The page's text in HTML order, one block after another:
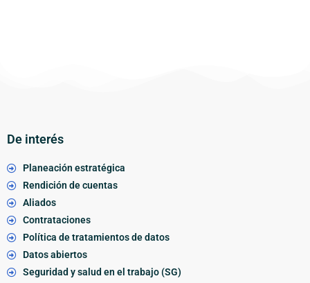
De interés
Planeación estratégica
Rendición de cuentas
Aliados
Contrataciones
Política de tratamientos de datos
Datos abiertos
Seguridad y salud en el trabajo (SG)